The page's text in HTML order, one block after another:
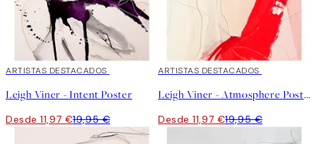
40%*
ARTISTAS DESTACADOS
Leigh Viner - Intent Poster
Desde 11,97 €19,95 €
40%*
ARTISTAS DESTACADOS
Leigh Viner - Atmosphere Poster
Desde 11,97 €19,95 €